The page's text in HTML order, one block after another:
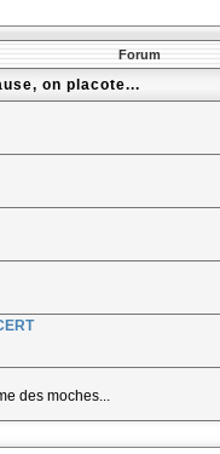
Forum
on placote...
des moches...